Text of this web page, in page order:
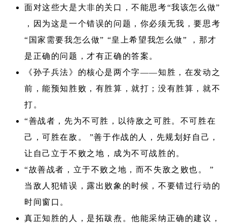
面对这些大是大非的关口，不能思考“我该怎么做”
，因为这是一个错误的问题，你必须无我，要思考
“国家需要我怎么做” “皇上希望我怎么做” ，那才
是正确的问题，才有正确的答案。
《孙子兵法》的核心是两个字——知胜，在发动之
前，能预知胜败，有胜算，就打；没有胜算，就不
打。
“善战者，先为不可胜，以待敌之可胜。不可胜在
己，可胜在敌。 ”善于作战的人，先规划好自己，
让自己立于不败之地，成为不可战胜的。
“故善战者，立于不败之地，而不失敌之败也。 ”
当敌人犯错误，露出败象的时候，不要错过行动的
时间窗口。
真正知胜的人，是拓跋焘。他能采纳正确的建议，